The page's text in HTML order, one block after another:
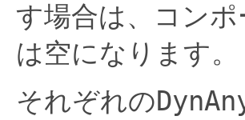
す場合は、コン
は空になります。
それぞれの